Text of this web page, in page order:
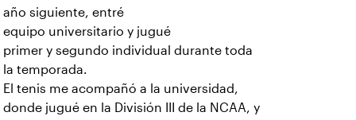
año siguiente, entré
equipo universitario y jugué
primer y segundo individual durante toda
la temporada.
El tenis me acompañó a la universidad,
donde jugué en la División III de la NCAA, y